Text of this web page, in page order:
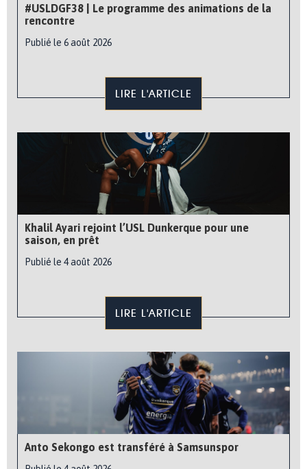
#USLDGF38 | Le programme des animations de la
rencontre
Publié le 6 août 2026
LIRE L'ARTICLE
Khalil Ayari rejoint l’USL Dunkerque pour une
saison, en prêt
Publié le 4 août 2026
LIRE L'ARTICLE
Anto Sekongo est transféré à Samsunspor